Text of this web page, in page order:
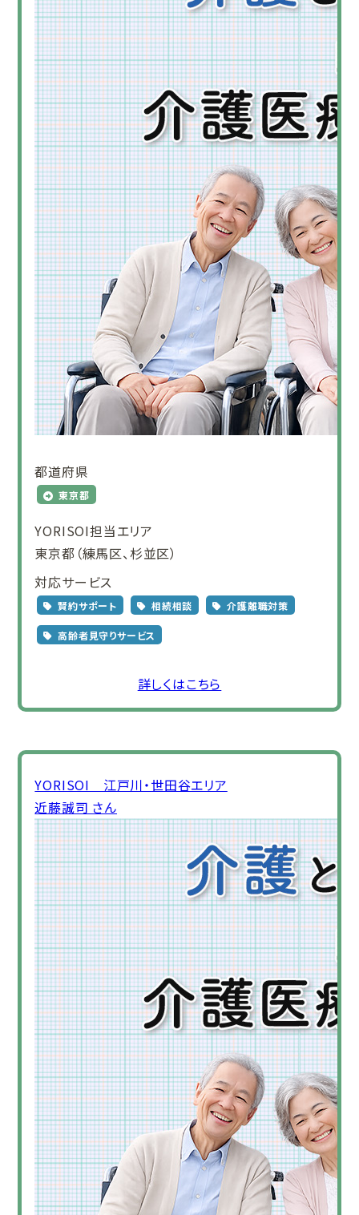
都道府県
東京都
YORISOI担当エリア
東京都（練馬区、杉並区）
対応サービス
賢約サポート 相続相談 介護離職対策
高齢者見守りサービス
詳しくはこちら
YORISOI 江戸川・世田谷エリア
近藤誠司 さん